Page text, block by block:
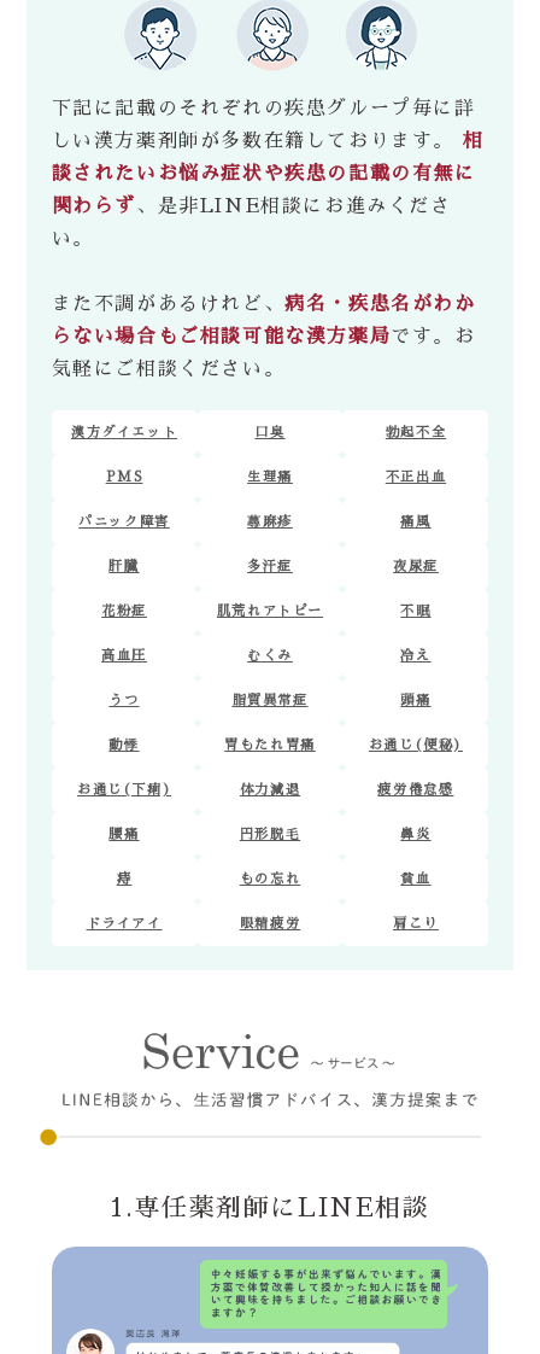
下記に記載のそれぞれの疾患グループ毎に詳
しい漢方薬剤師が多数在籍しております。 相
談されたいお悩み症状や疾患の記載の有無に
関わらず、是非LINE相談にお進みくださ
い。
また不調があるけれど、病名・疾患名がわか
らない場合もご相談可能な漢方薬局です。お
気軽にご相談ください。
漢方ダイエット 口臭 勃起不全
PMS 生理痛 不正出血
パニック障害 蕁麻疹 痛風
肝臓 多汗症 夜尿症
花粉症 肌荒れアトピー 不眠
高血圧 むくみ 冷え
うつ 脂質異常症 頭痛
動悸 胃もたれ胃痛 お通じ(便秘)
お通じ(下痢) 体力減退 疲労倦怠感
腰痛 円形脱毛 鼻炎
痔 もの忘れ 貧血
ドライアイ 眼精疲労 肩こり
1.専任薬剤師にLINE相談